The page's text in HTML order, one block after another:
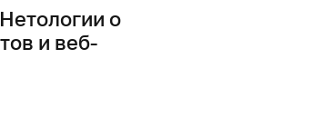
о
и веб-